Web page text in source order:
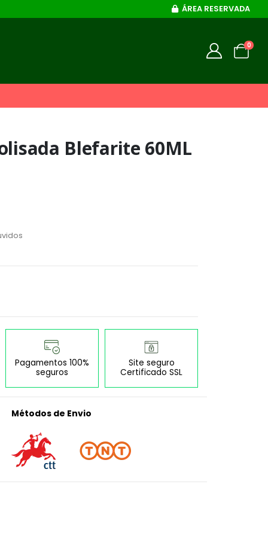
ÁREA RESERVADA
0
Blefarite 60ML
Pagamentos 100%
seguros
Site seguro
Certificado SSL
Métodos de Envio